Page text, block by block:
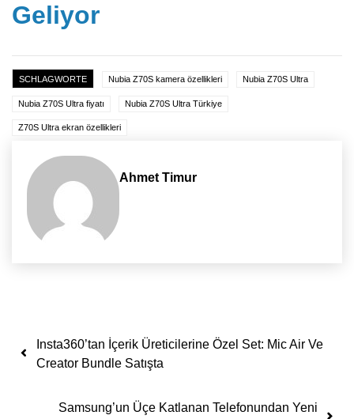
Geliyor
SCHLAGWORTE Nubia Z70S kamera özellikleri Nubia Z70S Ultra
Nubia Z70S Ultra fiyatı Nubia Z70S Ultra Türkiye
Z70S Ultra ekran özellikleri
Ahmet Timur
Yazı dolaşımı
Insta360’tan İçerik Üreticilerine Özel Set: Mic Air Ve
Creator Bundle Satışta
Samsung’un Üçe Katlanan Telefonundan Yeni